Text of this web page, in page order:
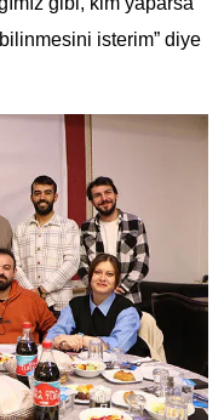
isterim” diye